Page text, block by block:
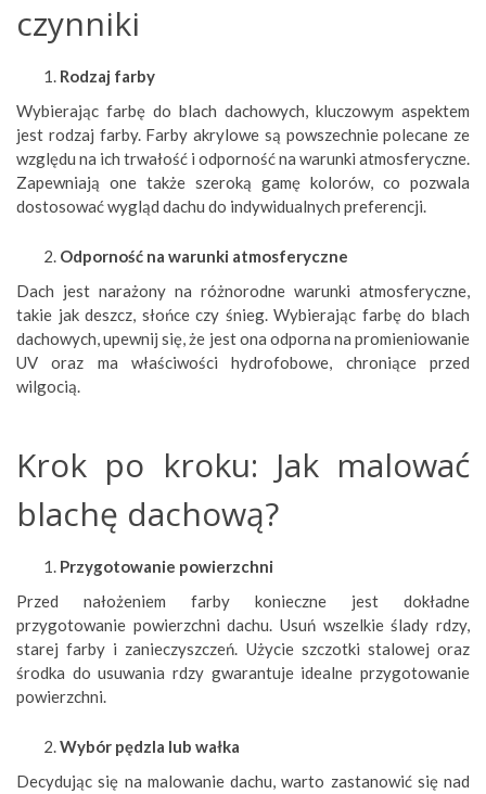
czynniki
Rodzaj farby
Wybierając farbę do blach dachowych, kluczowym aspektem
jest rodzaj farby. Farby akrylowe są powszechnie polecane ze
względu na ich trwałość i odporność na warunki atmosferyczne.
Zapewniają one także szeroką gamę kolorów, co pozwala
dostosować wygląd dachu do indywidualnych preferencji.
Odporność na warunki atmosferyczne
Dach jest narażony na różnorodne warunki atmosferyczne,
takie jak deszcz, słońce czy śnieg. Wybierając farbę do blach
dachowych, upewnij się, że jest ona odporna na promieniowanie
UV oraz ma właściwości hydrofobowe, chroniące przed
wilgocią.
Krok po kroku: Jak malować
blachę dachową?
Przygotowanie powierzchni
Przed nałożeniem farby konieczne jest dokładne
przygotowanie powierzchni dachu. Usuń wszelkie ślady rdzy,
starej farby i zanieczyszczeń. Użycie szczotki stalowej oraz
środka do usuwania rdzy gwarantuje idealne przygotowanie
powierzchni.
Wybór pędzla lub wałka
Decydując się na malowanie dachu, warto zastanowić się nad